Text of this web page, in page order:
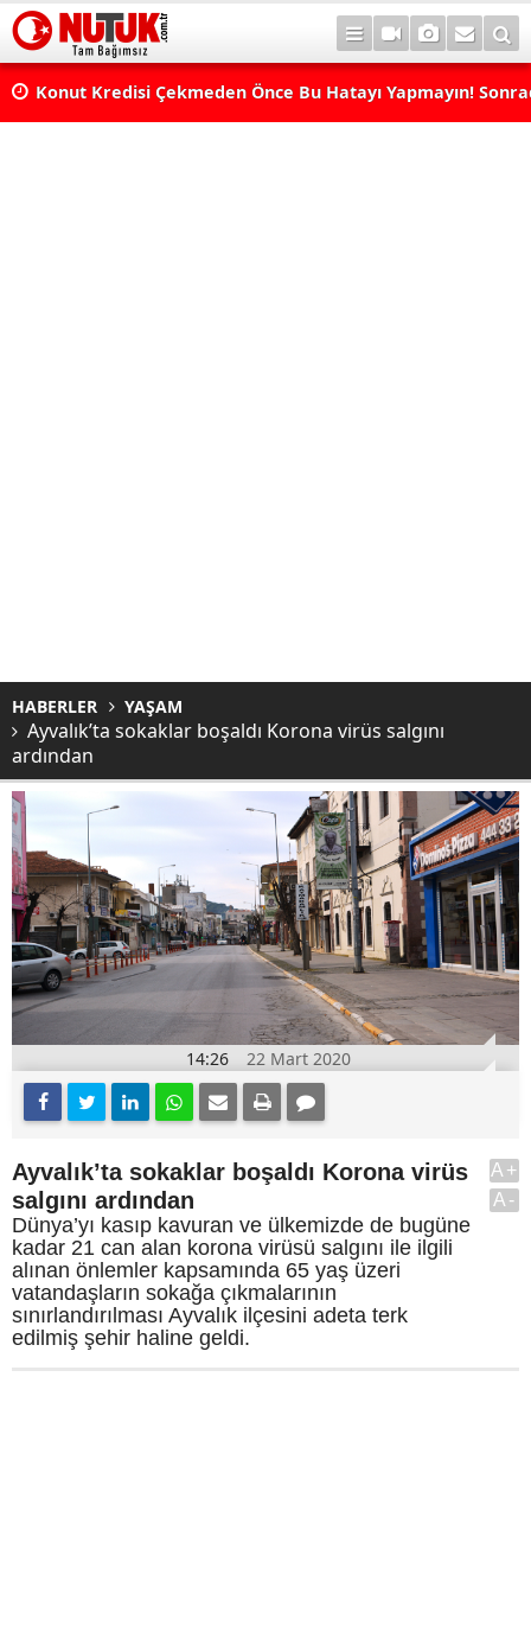
Konut Kredisi Çekmeden Önce Bu Hatayı Yapmayın!
HABERLER YAŞAM
Ayvalık’ta sokaklar boşaldı Korona virüs salgını
ardından
14:26 22 Mart 2020
Ayvalık’ta sokaklar boşaldı Korona virüs
salgını ardından
Dünya’yı kasıp kavuran ve ülkemizde de bugüne
kadar 21 can alan korona virüsü salgını ile ilgili
alınan önlemler kapsamında 65 yaş üzeri
vatandaşların sokağa çıkmalarının
sınırlandırılması Ayvalık ilçesini adeta terk
edilmiş şehir haline geldi.
A+
A-